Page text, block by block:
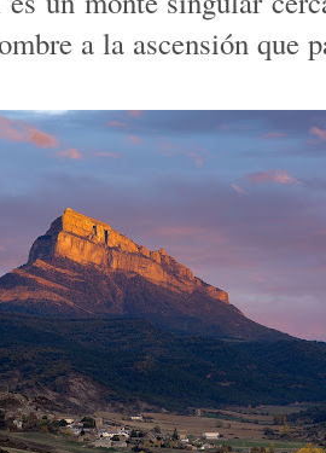
a la ascensión que